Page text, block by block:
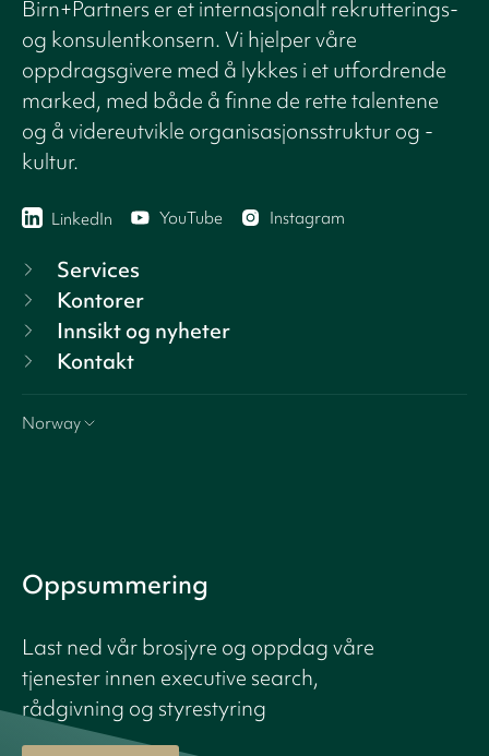
Birn+Partners er et internasjonalt rekrutterings-
og konsulentkonsern. Vi hjelper våre
oppdragsgivere med å lykkes i et utfordrende
marked, med både å finne de rette talentene
og å videreutvikle organisasjonsstruktur og -
kultur.
LinkedIn YouTube Instagram
Services
Kontorer
Innsikt og nyheter
Kontakt
Norway
Oppsummering
Last ned vår brosjyre og oppdag våre
tjenester innen executive search,
rådgivning og styrestyring